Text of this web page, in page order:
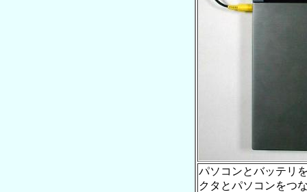
パソコンとバッテリ
クタとパソコンをつ